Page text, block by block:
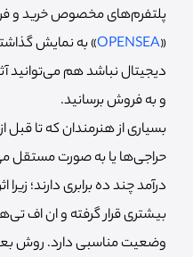
«
OPENSEA» به نمایش
دیجیتال نباشد هم می‌توانید
و به فروش برسانید.
درآمد چند ده برابری دارند؛
بیشتری قرار گرفته و ان اف
وضعیت مناسبی دارد. روش